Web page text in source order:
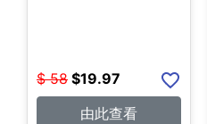
$ 58 $19.97
由此查看